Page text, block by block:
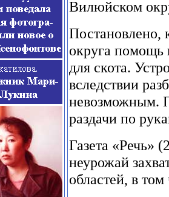
Вилюйском
Постановлено,
округа помощь
для скота.
вследствии
невозможным.
раздачи по
Газета «Речь»
неурожай
областей, в